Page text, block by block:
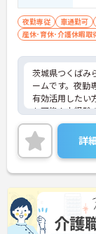
夜勤専従 車通勤可
産休･育休･介護休暇取
茨城県つくばみ
ームです。夜勤
有効活用したい
も可能！未経験
ちの方はお気軽
詳